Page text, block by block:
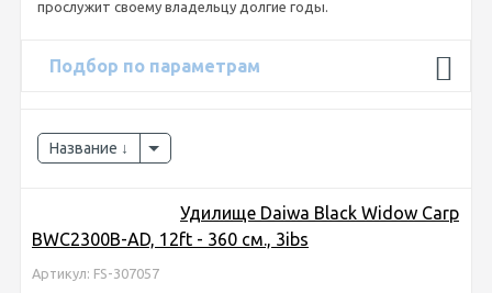
прослужит своему владельцу долгие годы.
Подбор по параметрам
Название
Удилище Daiwa Black Widow Carp
BWC2300B-AD, 12ft - 360 см., 3ibs
Артикул: FS-307057